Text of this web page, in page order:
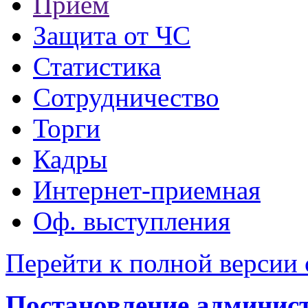
Защита от ЧС
Статистика
Сотрудничество
Торги
Кадры
Интернет-приемная
Оф. выступления
Перейти к полной версии